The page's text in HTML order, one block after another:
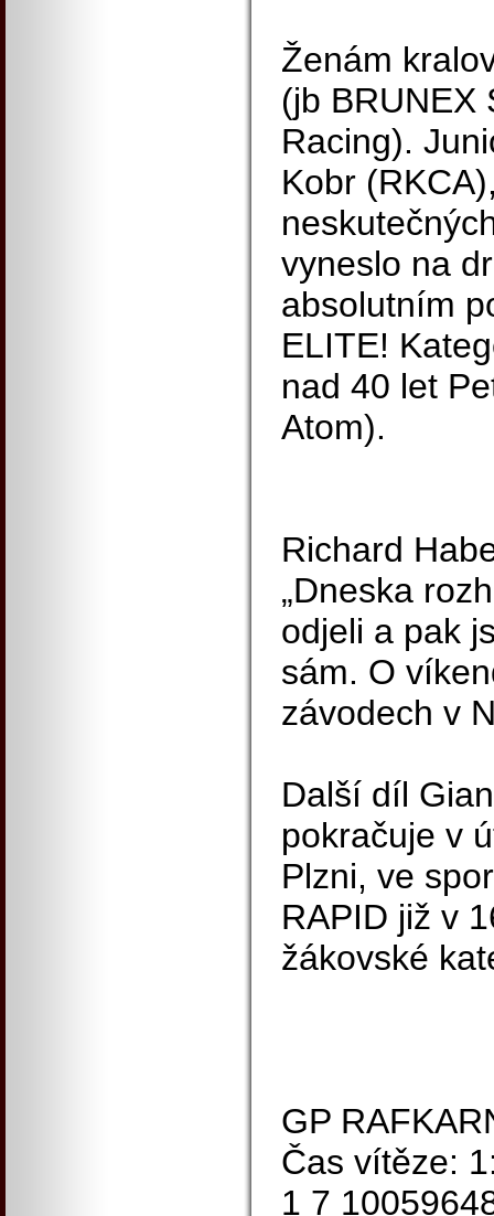
Ženám
(jb BRUNEX
Racing).
Kobr
vyneslo na
absolutním
ELITE!
nad 40 let
Atom).
Richard
„Dneska
odjeli a pak
sám. O
závodech v
Další díl
pokračuje v
Plzni, ve
RAPID již v
žákovské
GP
Čas vítěze:
1 7